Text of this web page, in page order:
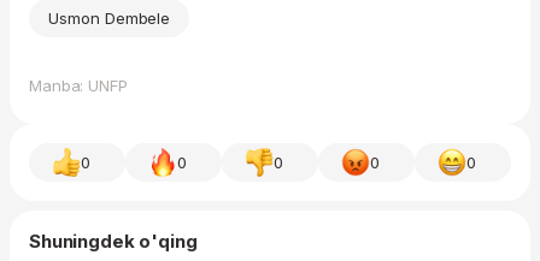
Usmon Dembele
Manba: UNFP
0 0 0 0 0
Shuningdek o'qing